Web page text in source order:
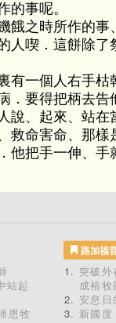
的事呢。
之時所作的事
喫．這餅除了
有一個人右手枯
．要得把柄去告
、起來、站在
命害命、那樣
把手一伸、手
站起
恩牧
路加福
突破
成裕牧
安息
新國